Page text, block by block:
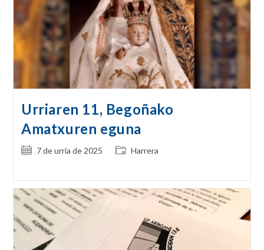
Urriaren 11, Begoñako
Amatxuren eguna
Post7 de urria de 2025
PostHarrera